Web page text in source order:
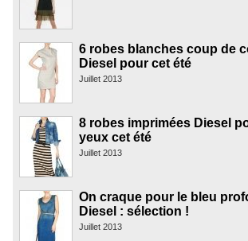
6 robes blanches coup de
Diesel pour cet été
Juillet 2013
8 robes imprimées Diesel
yeux cet été
Juillet 2013
On craque pour le bleu
Diesel : sélection !
Juillet 2013